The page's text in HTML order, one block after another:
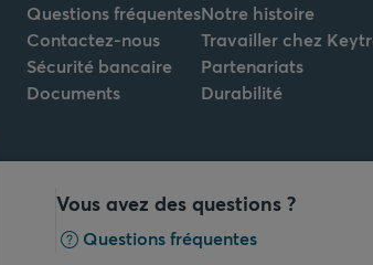
Questions fréquentes
Contactez-nous
Sécurité bancaire
Documents
Notre histoire
Travailler chez
Partenariats
Durabilité
Vous avez des questions ?
Questions fréquentes